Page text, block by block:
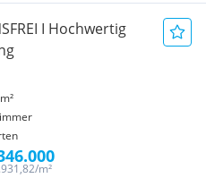
I Hochwertig
m²
m²